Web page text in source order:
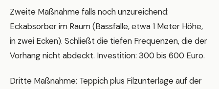
Zweite Maßnahme falls noch unzureichend:
Eckabsorber im Raum (Bassfalle, etwa 1 Meter Höhe,
in zwei Ecken). Schließt die tiefen Frequenzen, die der
Vorhang nicht abdeckt. Investition: 300 bis 600 Euro.
Dritte Maßnahme: Teppich plus Filzunterlage auf der